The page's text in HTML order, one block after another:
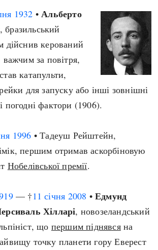
1932 •Альберто
, бразильський
дійснив керований
важчим за повітря,
катапульти,
для запуску або інші зовнішні
погодні фактори (1906).
1996 • Тадеуш Рейштейн,
першим отримав аскорбіновую
Нобелівської премії.
— †11 січня 2008 • Едмунд
Хілларі, новозеландський
що першим піднявсяна
точку планети гору Еверест